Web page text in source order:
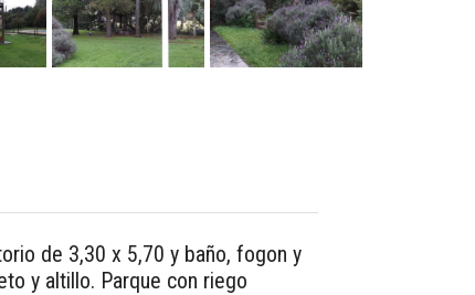
de 3,30 x 5,70 y baño, fogon y
y altillo. Parque con riego